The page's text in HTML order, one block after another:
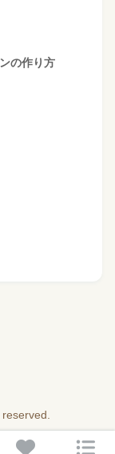
の作り方